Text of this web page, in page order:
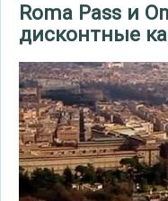
Roma Pass и
дисконтные